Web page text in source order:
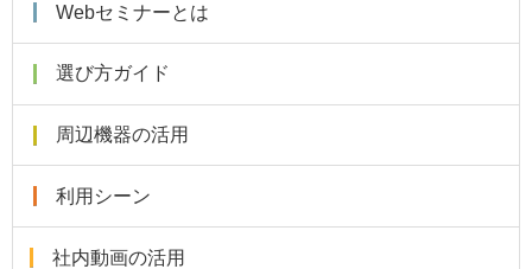
Webセミナーとは
選び方ガイド
周辺機器の活用
利用シーン
社内動画の活用